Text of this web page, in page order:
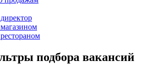
подбора вакансий